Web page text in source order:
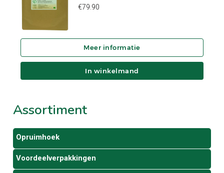
Assortiment
Opruimhoek
Voordeelverpakkingen
€79.90
In winkelmand